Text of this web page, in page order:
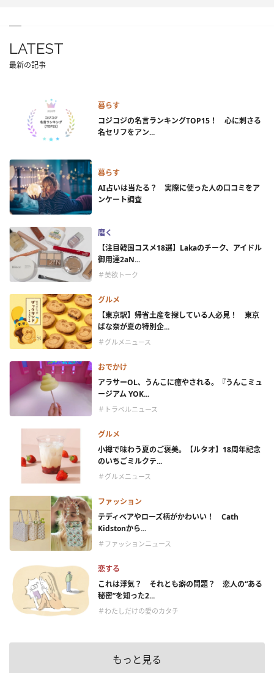
LATEST
最新の記事
暮らす
コジコジの名言ランキングTOP15！ 心に刺さる
名セリフをアン...
暮らす
AI占いは当たる？ 実際に使った人の口コミをア
ンケート調査
磨く
【注目韓国コスメ18選】Lakaのチーク、アイドル
御用達2aN...
＃美欲トーク
グルメ
【東京駅】帰省土産を探している人必見！ 東京
ばな奈が夏の特別企...
＃グルメニュース
おでかけ
アラサーOL、うんこに癒やされる。『うんこミュ
ージアム YOK...
＃トラベルニュース
グルメ
小樽で味わう夏のご褒美。【ルタオ】18周年記念
のいちごミルクテ...
＃グルメニュース
ファッション
テディベアやローズ柄がかわいい！ Cath
Kidstonから...
＃ファッションニュース
恋する
これは浮気？ それとも癖の問題？ 恋人の“ある
秘密”を知った2...
＃わたしだけの愛のカタチ
もっと見る